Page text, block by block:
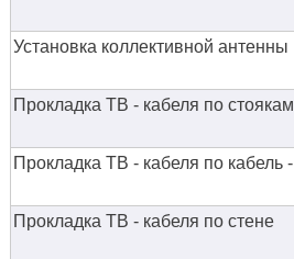
Установка коллективной антенны
Прокладка ТВ - кабеля по стоякам
Прокладка ТВ - кабеля по кабель
Прокладка ТВ - кабеля по стене